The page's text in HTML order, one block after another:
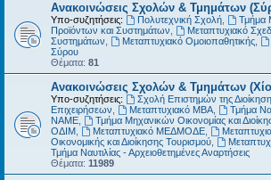
Ανακοινώσεις Σχολών & Τμημάτων
Υπο-συζητήσεις: Πολυτεχνική Σχολή,
Τμήμα
Προϊόντων και Συστημάτων
Μεταπτυχιακό
Συστημάτων
Μεταπτυχιακό Ομοιοπαθητικής,
Σύρου
Θέματα: 81
Ανακοινώσεις Σχολών & Τμημάτων
Υπο-συζητήσεις: Σχολή Επιστημών της
Επιχειρήσεων
Μεταπτυχιακό MBA, Τμήμα
ΝΑΜΕ
Τμήμα Μηχανικών Οικονομίας και
ΟΔΙΜ
Μεταπτυχιακό ΜΕΔΜΟΔΕ,
Οικονομικής και Διοίκησης Τουρισμού
Τμήμα Ναυτιλίας - Αρχειοθετημένες Αναρτήσεις
Θέματα: 11989